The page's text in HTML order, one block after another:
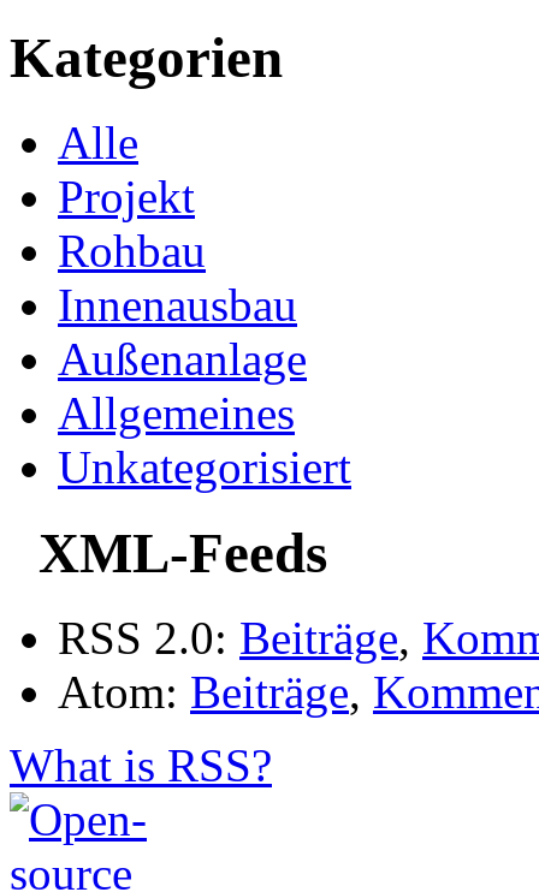
Kategorien
Alle
Projekt
Rohbau
Innenausbau
Außenanlage
Allgemeines
Unkategorisiert
XML-Feeds
RSS 2.0: Beiträge,
Atom: Beiträge,
What is RSS?